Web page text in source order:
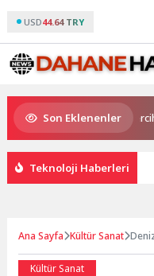
USD44.64 TRY
Son Eklenenler
ücretsiz üniversite tercih
Teknoloji Haberleri
Ana Sayfa Kültür Sanat
Kültür Sanat